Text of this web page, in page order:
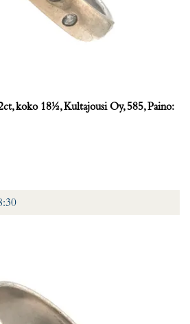
koko 18½, Kultajousi Oy, 585, Paino: